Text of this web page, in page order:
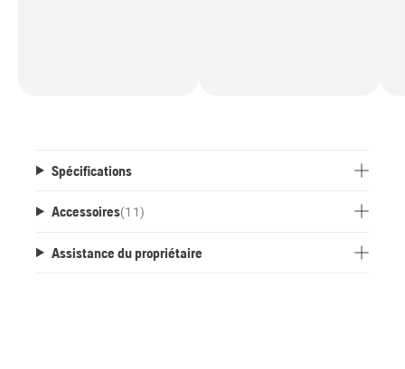
Spécifications
Accessoires(11)
Assistance du propriétaire